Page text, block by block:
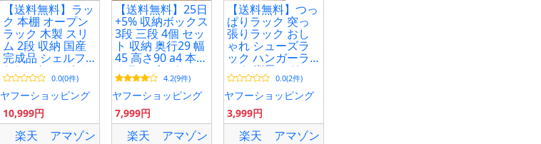
【送料無料】ラッ
ク 本棚 オープン
ラック 木製 スリ
ム 2段 収納 国産
完成品 シェルフ
おしゃれ マガジ
ンラック ロータ
イプ
0.0(0件)
ヤフーショッピング
10,999円
楽天 アマゾン
【送料無料】25日
+5% 収納ボックス
3段 三段 4個 セッ
ト 収納 奥行29 幅
45 高さ90 a4 本棚
カラーボックス
収納棚 コンパク
ト シンプル 棚 シ
ェルフ
4.2(9件)
ヤフーショッピング
7,999円
楽天 アマゾン
【送料無料】つっ
ぱりラック 突っ
張りラック おし
ゃれ シューズラ
ック ハンガーラ
ック 縦長 スリム
玄関 3段 2本 収納
棚 ラック
0.0(2件)
ヤフーショッピング
3,999円
楽天 アマゾン